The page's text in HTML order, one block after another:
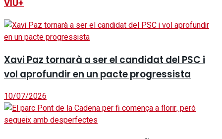
VIU+
Xavi Paz tornarà a ser el candidat del PSC i
vol aprofundir en un pacte progressista
10/07/2026